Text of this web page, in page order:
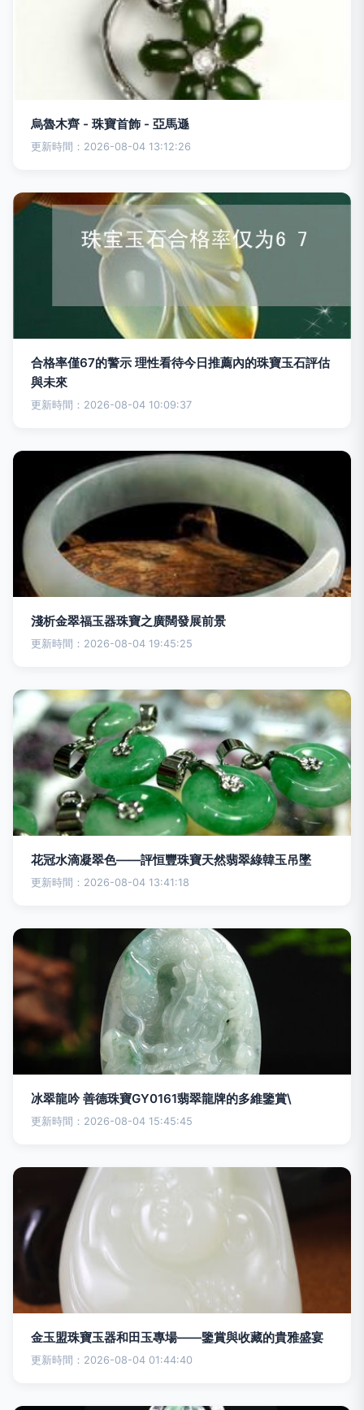
烏魯木齊 - 珠寶首飾 - 亞馬遜
更新時間：2026-08-04 13:12:26
合格率僅67的警示 理性看待今日推薦內的珠寶玉石評估
與未來
更新時間：2026-08-04 10:09:37
淺析金翠福玉器珠寶之廣闊發展前景
更新時間：2026-08-04 19:45:25
花冠水滴凝翠色——評恒豐珠寶天然翡翠綠韓玉吊墜
更新時間：2026-08-04 13:41:18
冰翠龍吟 善德珠寶GY0161翡翠龍牌的多維鑒賞\
更新時間：2026-08-04 15:45:45
金玉盟珠寶玉器和田玉專場——鑒賞與收藏的貴雅盛宴
更新時間：2026-08-04 01:44:40